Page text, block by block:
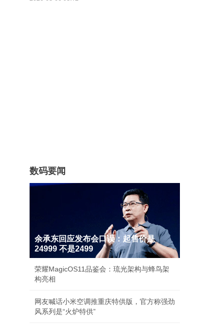
数码要闻
余承东回应发布会口误：起售价是
24999 不是2499
荣耀MagicOS11品鉴会：琉光架构与蜂鸟架
构亮相
网友喊话小米空调推重庆特供版，官方称强劲
风系列是“火炉特供”